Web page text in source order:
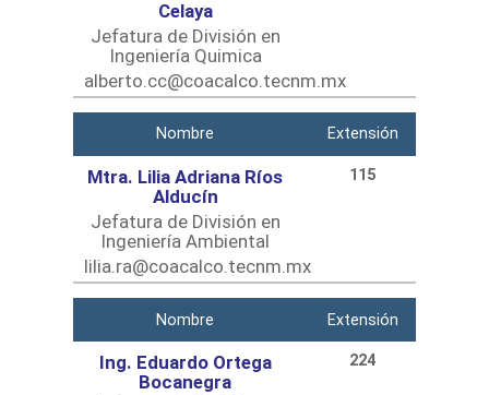
Celaya
Jefatura de División en
Ingeniería Quimica
alberto.cc@coacalco.tecnm.mx
Nombre Extensión
Mtra. Lilia Adriana Ríos
Alducín
Jefatura de División en
Ingeniería Ambiental
lilia.ra@coacalco.tecnm.mx
115
Nombre Extensión
Ing. Eduardo Ortega
Bocanegra
224